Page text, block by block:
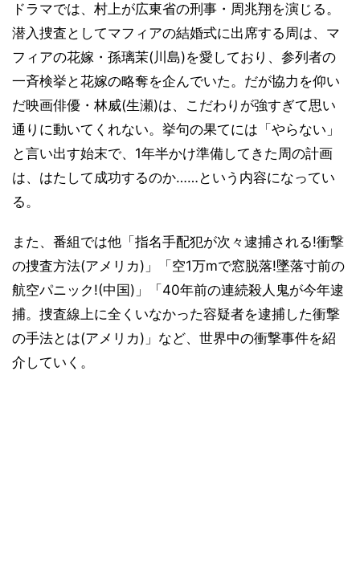
ドラマでは、村上が広東省の刑事・周兆翔を演じる。
潜入捜査としてマフィアの結婚式に出席する周は、マ
フィアの花嫁・孫璃茉(川島)を愛しており、参列者の
一斉検挙と花嫁の略奪を企んでいた。だが協力を仰い
だ映画俳優・林威(生瀬)は、こだわりが強すぎて思い
通りに動いてくれない。挙句の果てには「やらない」
と言い出す始末で、1年半かけ準備してきた周の計画
は、はたして成功するのか……という内容になってい
る。
また、番組では他「指名手配犯が次々逮捕される!衝撃
の捜査方法(アメリカ)」「空1万mで窓脱落!墜落寸前の
航空パニック!(中国)」「40年前の連続殺人鬼が今年逮
捕。捜査線上に全くいなかった容疑者を逮捕した衝撃
の手法とは(アメリカ)」など、世界中の衝撃事件を紹
介していく。